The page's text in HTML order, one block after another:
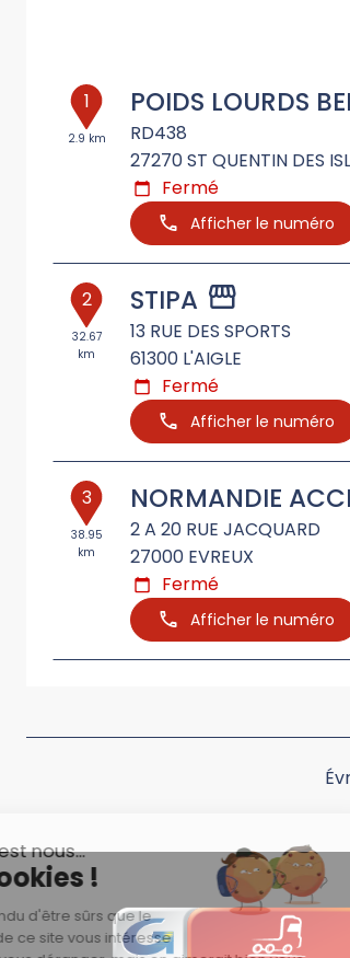
1
2.9 km
POIDS LOURDS
RD438
27270ST QUENTIN DES
Fermé
Afficher le numéro
2
32.67
km
STIPA
13 RUE DES SPORTS
61300 L'AIGLE
Fermé
Afficher le numéro
3
38.95
km
NORMANDIE
2 A 20 RUE JACQUARD
27000 EVREUX
Fermé
Afficher le numéro